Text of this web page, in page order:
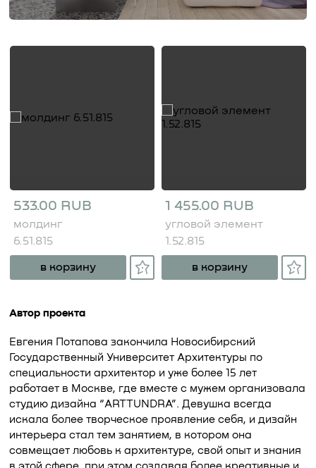
533.00 RUB
молдинг
6.51.815
в корзину
1 455.00 RUB
угловой элемент
1.52.815
в корзину
Автор проекта
Евгения Потапова закончила Новосибирский
Государственный Университет Архитектуры по
специальности архитектор и уже более 15 лет
работает в Москве, где вместе с мужем организовала
студию дизайна “ARTTUNDRA”. Девушка всегда
искала более творческое проявление себя, и дизайн
интерьера стал тем занятием, в котором она
совмещает любовь к архитектуре, свой опыт и знания